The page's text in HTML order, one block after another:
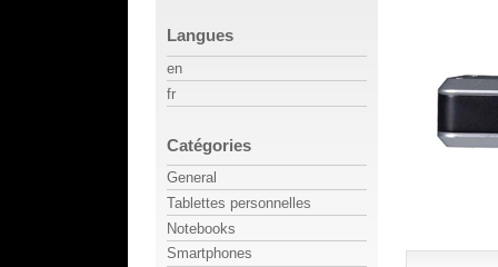
Langues
en
fr
Catégories
General
Tablettes personnelles
Notebooks
Smartphones